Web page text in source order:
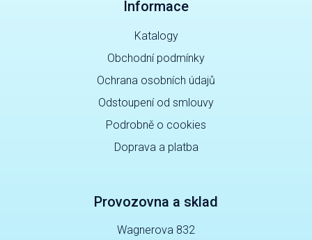
Informace
Katalogy
Obchodní podmínky
Ochrana osobních údajů
Odstoupení od smlouvy
Podrobně o cookies
Doprava a platba
Provozovna a sklad
Wagnerova 832